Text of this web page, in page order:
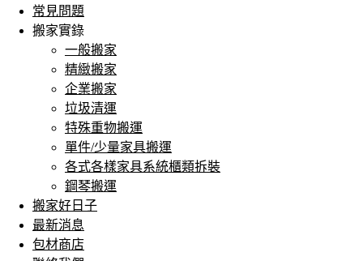
常見問題
搬家實錄
一般搬家
精緻搬家
企業搬家
垃圾清運
特殊重物搬運
單件/少量家具搬運
各式各樣家具系統櫃類拆裝
鋼琴搬運
搬家好日子
最新消息
包材商店